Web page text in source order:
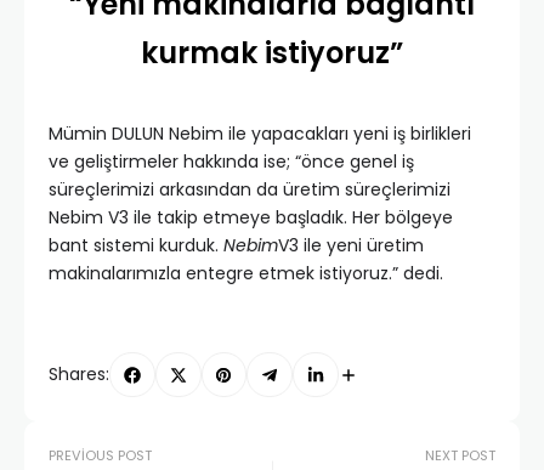
kurmak istiyoruz”
Mümin DULUN Nebim ile yapacakları yeni iş birlikleri
ve geliştirmeler hakkında ise; “önce genel iş
süreçlerimizi arkasından da üretim süreçlerimizi
Nebim V3 ile takip etmeye başladık. Her bölgeye
bant sistemi kurduk. NebimV3 ile yeni üretim
makinalarımızla entegre etmek istiyoruz.” dedi.
Shares:
PREVIOUS POST NEXT POST